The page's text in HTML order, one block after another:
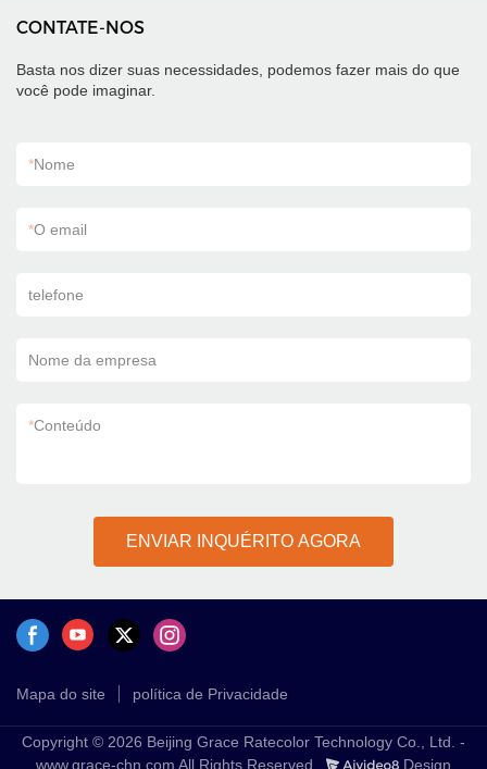
CONTATE-NOS
Basta nos dizer suas necessidades, podemos fazer mais do que
você pode imaginar.
*Nome
*O email
telefone
Nome da empresa
*Conteúdo
ENVIAR INQUÉRITO AGORA
Mapa do site política de Privacidade
Copyright © 2026 Beijing Grace Ratecolor Technology Co., Ltd. -
www.grace-chn.com All Rights Reserved.
Design